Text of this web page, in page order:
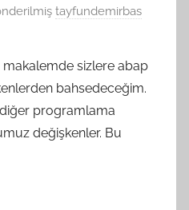
tayfundemirbas
sizlere abap
bahsedeceğim.
programlama
değişkenler. Bu